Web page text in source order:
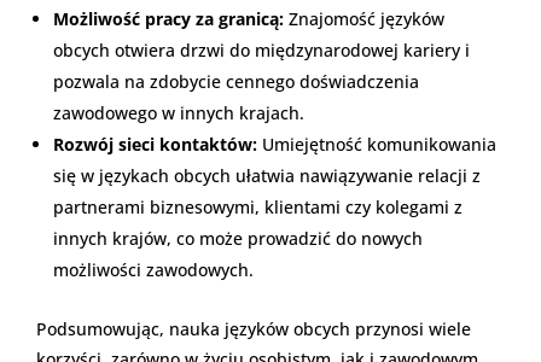
Możliwość pracy za granicą: Znajomość języków
obcych otwiera drzwi do międzynarodowej kariery i
pozwala na zdobycie cennego doświadczenia
zawodowego w innych krajach.
Rozwój sieci kontaktów: Umiejętność komunikowania
się w językach obcych ułatwia nawiązywanie relacji z
partnerami biznesowymi, klientami czy kolegami z
innych krajów, co może prowadzić do nowych
możliwości zawodowych.
Podsumowując, nauka języków obcych przynosi wiele